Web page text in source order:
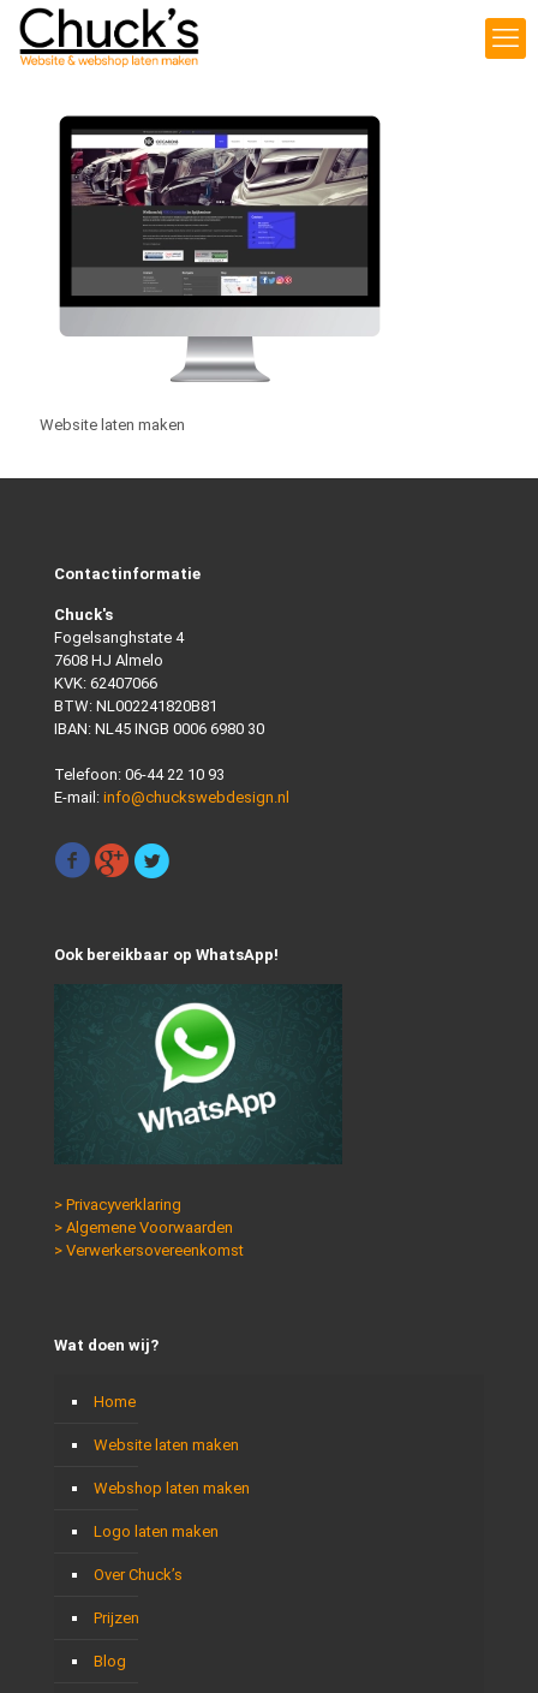
Website laten maken
Contactinformatie
Chuck's
Fogelsanghstate 4
7608 HJ Almelo
KVK: 62407066
BTW: NL002241820B81
IBAN: NL45 INGB 0006 6980 30
Telefoon: 06-44 22 10 93
E-mail: info@chuckswebdesign.nl
Ook bereikbaar op WhatsApp!
> Privacyverklaring
> Algemene Voorwaarden
> Verwerkersovereenkomst
Wat doen wij?
Home
Website laten maken
Webshop laten maken
Logo laten maken
Over Chuck’s
Prijzen
Blog